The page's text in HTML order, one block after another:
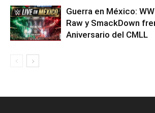
Guerra en México:
Raw y SmackDown
Aniversario del CMLL